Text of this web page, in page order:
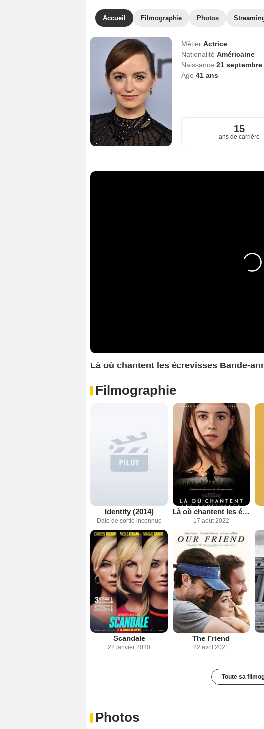
Accueil Filmographie Photos
Métier Actrice
Nationalité Américaine
Naissance 21 septembre
Age 41ans
15
ans de carrière
Là où chantent les écrevisses Bande-
Filmographie
Identity (2014)
Date de sortie inconnue
Là où chantent les écrevisses
17 août 2022
Scandale
22 janvier 2020
The Friend
22 avril 2021
Toute sa
Photos